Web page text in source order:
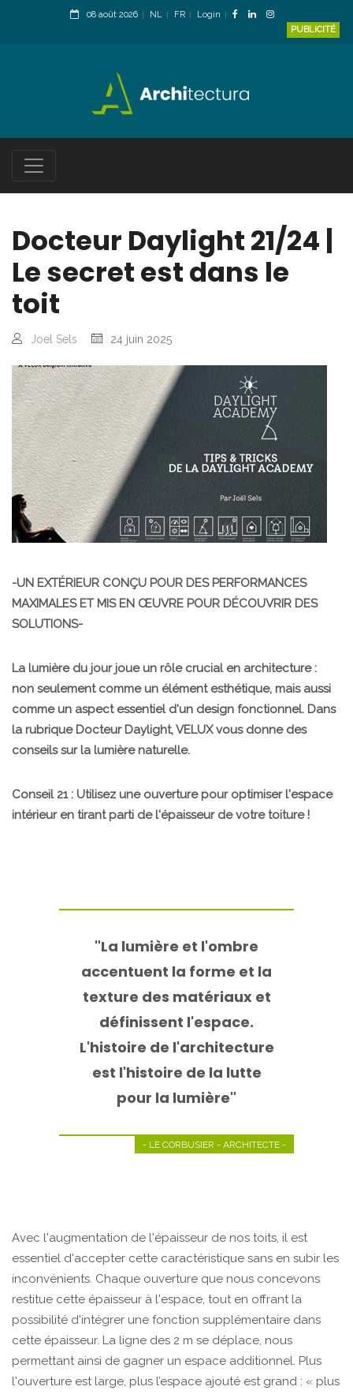
08 août 2026 NL FR
Login
PUBLICITÉ
Docteur Daylight 21/24 |
Le secret est dans le
toit
Joel Sels 24 juin 2025
-UN EXTÉRIEUR CONÇU POUR DES PERFORMANCES
MAXIMALES ET MIS EN ŒUVRE POUR DÉCOUVRIR DES
SOLUTIONS-
La lumière du jour joue un rôle crucial en architecture :
non seulement comme un élément esthétique, mais aussi
comme un aspect essentiel d'un design fonctionnel. Dans
la rubrique Docteur Daylight, VELUX vous donne des
conseils sur la lumière naturelle.
Conseil 21 : Utilisez une ouverture pour optimiser l'espace
intérieur en tirant parti de l'épaisseur de votre toiture !
"La lumière et l'ombre
accentuent la forme et la
texture des matériaux et
définissent l'espace.
L'histoire de l'architecture
est l'histoire de la lutte
pour la lumière"
- LE CORBUSIER - ARCHITECTE -
Avec l'augmentation de l'épaisseur de nos toits, il est
essentiel d'accepter cette caractéristique sans en subir les
inconvénients. Chaque ouverture que nous concevons
restitue cette épaisseur à l'espace, tout en offrant la
possibilité d'intégrer une fonction supplémentaire dans
cette épaisseur. La ligne des 2 m se déplace, nous
permettant ainsi de gagner un espace additionnel. Plus
l'ouverture est large, plus l’espace ajouté est grand : « plus